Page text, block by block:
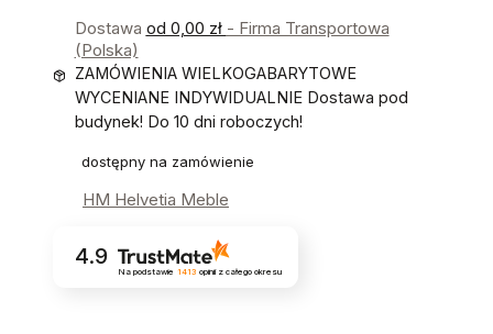
Dostawa od 0,00 zł - Firma Transportowa
(Polska)
ZAMÓWIENIA WIELKOGABARYTOWE
WYCENIANE INDYWIDUALNIE Dostawa pod
budynek! Do 10 dni roboczych!
dostępny na zamówienie
HM Helvetia Meble
4.9
Na podstawie 1413 opinii z całego okresu